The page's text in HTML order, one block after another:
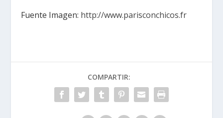
Fuente Imagen: http://www.parisconchicos.fr
COMPARTIR: